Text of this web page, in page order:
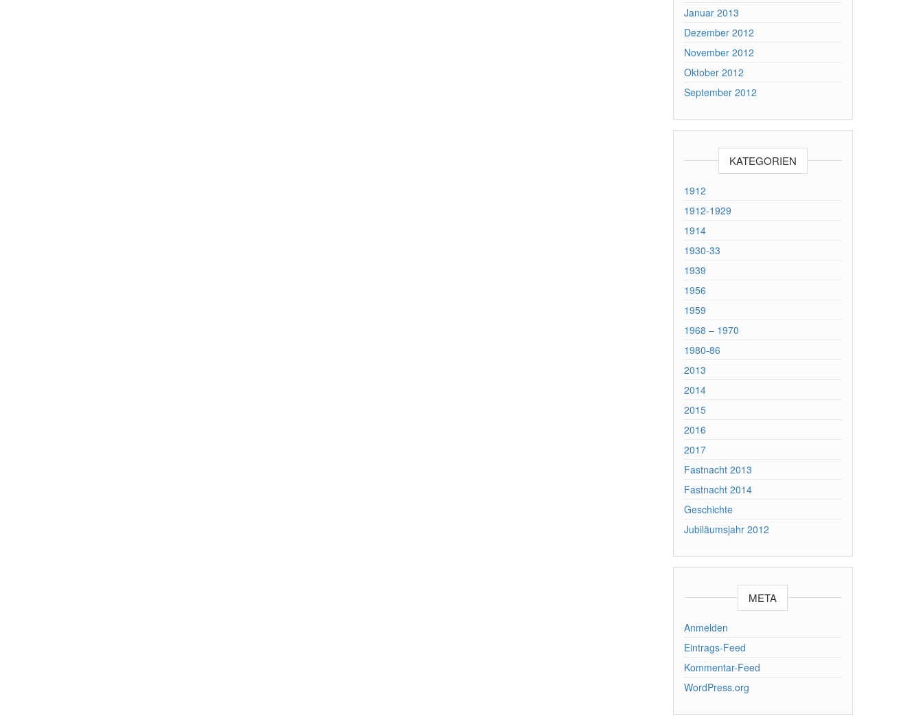
Januar 2013
Dezember 2012
November 2012
Oktober 2012
September 2012
KATEGORIEN
1912
1912-1929
1914
1930-33
1939
1956
1959
1968 – 1970
1980-86
2013
2014
2015
2016
2017
Fastnacht 2013
Fastnacht 2014
Geschichte
Jubiläumsjahr 2012
META
Anmelden
Eintrags-Feed
Kommentar-Feed
WordPress.org